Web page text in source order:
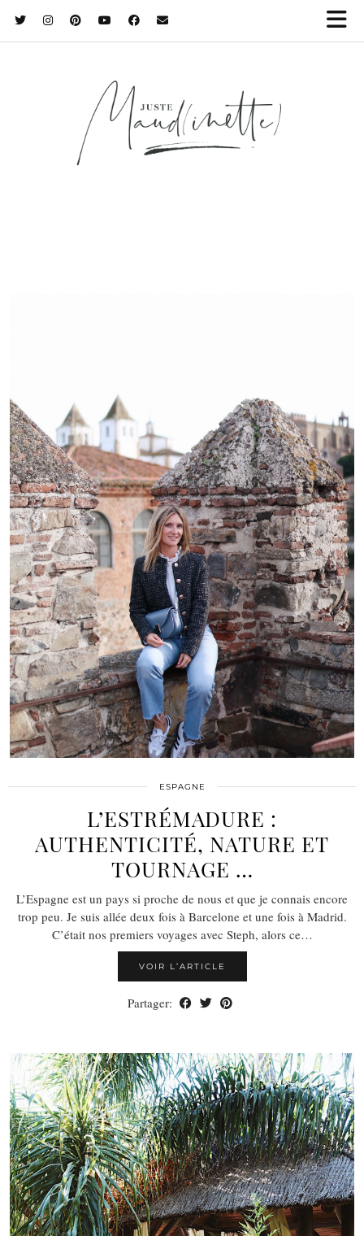
ESPAGNE
L’ESTRÉMADURE :
AUTHENTICITÉ, NATURE ET
TOURNAGE …
L’Espagne est un pays si proche de nous et que je connais encore
trop peu. Je suis allée deux fois à Barcelone et une fois à Madrid.
C’était nos premiers voyages avec Steph, alors ce…
VOIR L’ARTICLE
Partager: